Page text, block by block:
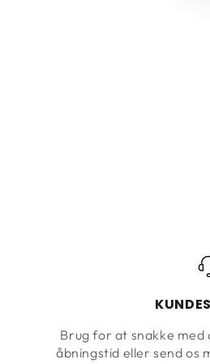
Brug for at snakke med
åbningstid eller send os